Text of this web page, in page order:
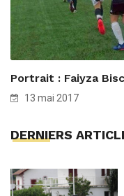
Portrait : Faiyza
13 mai 2017
DERNIERS